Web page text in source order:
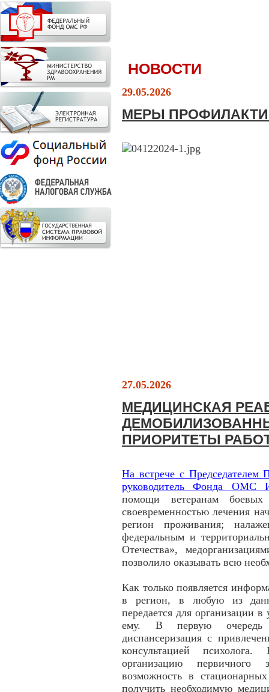
НОВОСТИ
29.05.2026
МЕРЫ
27.05.2026
МЕДИЦИНСКАЯ
ПРИОРИТЕТЫ
На встрече с
руководитель Фонда ОМС
помощи ветеранам
своевременностью лечения
регион проживания;
федеральным и
Отечества»,
позволило оказывать всю
Как только появляется
в регион, в любую из
передается для организации
ему. В первую очередь
диспансеризация с
консультацией
организацию первичного
возможность в
получить необходимую